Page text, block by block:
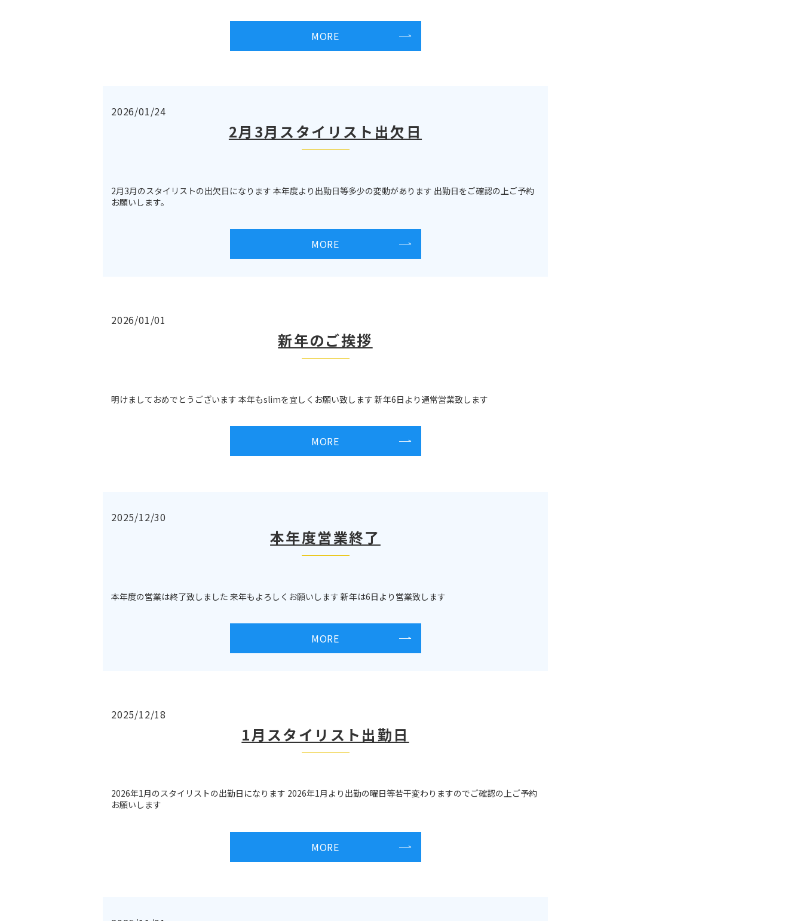
MORE
2026/01/24
2月3月スタイリスト出欠日
2月3月のスタイリストの出欠日になります 本年度より出勤日等多少の変動があります 出勤日をご確認の上ご予約
お願いします。
MORE
2026/01/01
新年のご挨拶
明けましておめでとうございます 本年もslimを宜しくお願い致します 新年6日より通常営業致します
MORE
2025/12/30
本年度営業終了
本年度の営業は終了致しました 来年もよろしくお願いします 新年は6日より営業致します
MORE
2025/12/18
1月スタイリスト出勤日
2026年1月のスタイリストの出勤日になります 2026年1月より出勤の曜日等若干変わりますのでご確認の上ご予約
お願いします
MORE